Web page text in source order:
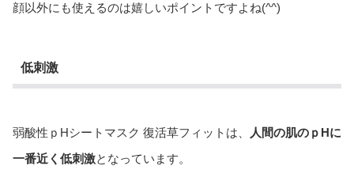
顔以外にも使えるのは嬉しいポイントですよね(^^)
低刺激
弱酸性ｐHシートマスク 復活草フィットは、
人間の肌のｐHに
一番近く低刺激となっています。